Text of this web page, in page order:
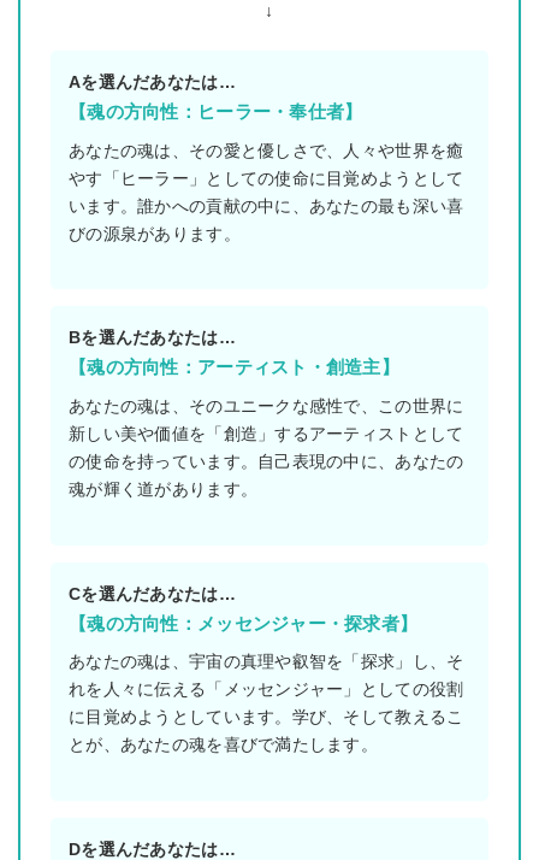
↓
Aを選んだあなたは…
【魂の方向性：ヒーラー・奉仕者】
あなたの魂は、その愛と優しさで、人々や世界を癒
やす「ヒーラー」としての使命に目覚めようとして
います。誰かへの貢献の中に、あなたの最も深い喜
びの源泉があります。
Bを選んだあなたは…
【魂の方向性：アーティスト・創造主】
あなたの魂は、そのユニークな感性で、この世界に
新しい美や価値を「創造」するアーティストとして
の使命を持っています。自己表現の中に、あなたの
魂が輝く道があります。
Cを選んだあなたは…
【魂の方向性：メッセンジャー・探求者】
あなたの魂は、宇宙の真理や叡智を「探求」し、そ
れを人々に伝える「メッセンジャー」としての役割
に目覚めようとしています。学び、そして教えるこ
とが、あなたの魂を喜びで満たします。
Dを選んだあなたは…